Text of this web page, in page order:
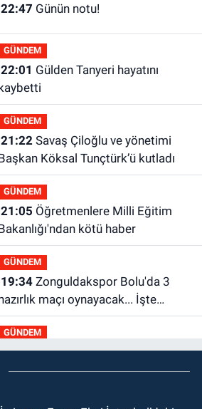
22:47 Günün notu!
GÜNDEM
22:01
GÜNDEM
21:22Savaş Çiloğlu ve yönetimi
Köksal Tunçtürk’ü kutladı
GÜNDEM
21:05
kötü haber
GÜNDEM
19:34Zonguldakspor Bolu'da 3
maçı oynayacak... İşte
GÜNDEM
19:27Çaycuma ırmağında görüldü:
Görenler şaşkınlık yaşadı